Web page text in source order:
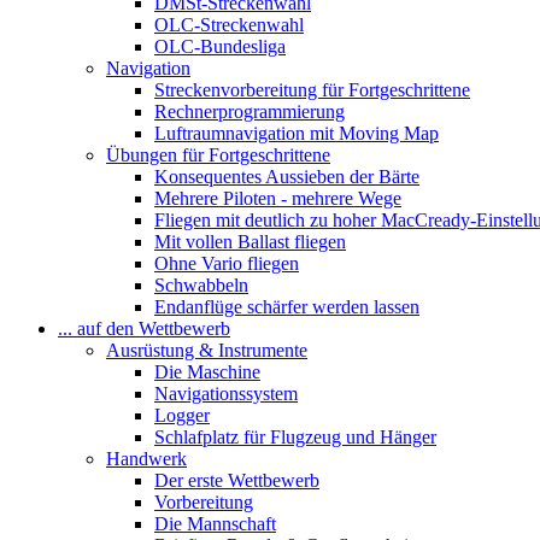
OLC-Streckenwahl
OLC-Bundesliga
Navigation
Streckenvorbereitung für Fortgeschrittene
Rechnerprogrammierung
Luftraumnavigation mit Moving Map
Übungen für Fortgeschrittene
Konsequentes Aussieben der Bärte
Mehrere Piloten - mehrere Wege
Fliegen mit deutlich zu hoher MacCready-
Mit vollen Ballast fliegen
Ohne Vario fliegen
Schwabbeln
Endanflüge schärfer werden lassen
... auf den Wettbewerb
Ausrüstung & Instrumente
Die Maschine
Navigationssystem
Logger
Schlafplatz für Flugzeug und Hänger
Handwerk
Der erste Wettbewerb
Vorbereitung
Die Mannschaft